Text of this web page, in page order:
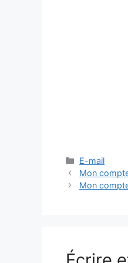
Catégories
E-mail
Mon
Mon